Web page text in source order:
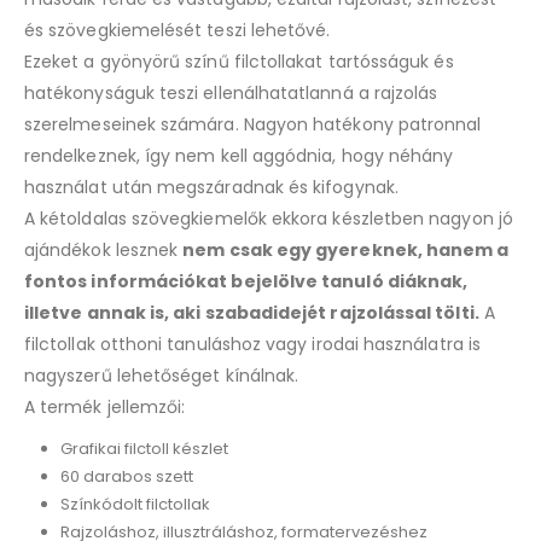
és szövegkiemelését teszi lehetővé.
Ezeket a gyönyörű színű filctollakat tartósságuk és
hatékonyságuk teszi ellenálhatatlanná a rajzolás
szerelmeseinek számára. Nagyon hatékony patronnal
rendelkeznek, így nem kell aggódnia, hogy néhány
használat után megszáradnak és kifogynak.
A kétoldalas szövegkiemelők ekkora készletben nagyon jó
ajándékok lesznek nem csak egy gyereknek, hanem a
fontos információkat bejelölve tanuló diáknak,
illetve annak is, aki szabadidejét rajzolással tölti.A
filctollak otthoni tanuláshoz vagy irodai használatra is
nagyszerű lehetőséget kínálnak.
A termék jellemzői:
Grafikai filctoll készlet
60 darabos szett
Színkódolt filctollak
Rajzoláshoz, illusztráláshoz, formatervezéshez